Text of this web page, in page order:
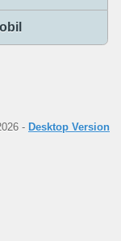
- Desktop Version